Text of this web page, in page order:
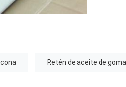
Retén de aceite de goma